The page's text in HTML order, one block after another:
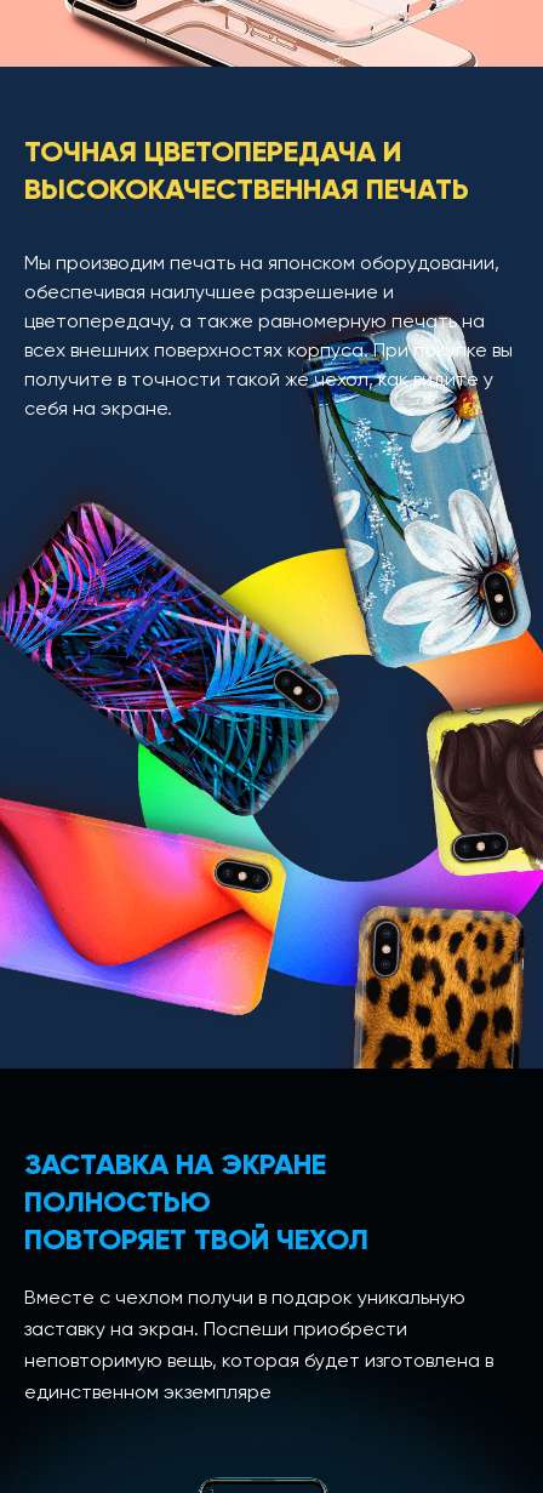
ТОЧНАЯ ЦВЕТОПЕРЕДАЧА И
ВЫСОКОКАЧЕСТВЕННАЯ ПЕЧАТЬ
Мы производим печать на японском оборудовании,
обеспечивая наилучшее разрешение и
цветопередачу, а также равномерную печать на
всех внешних поверхностях корпуса. При покупке вы
получите в точности такой же чехол, как видите у
себя на экране.
ЗАСТАВКА НА ЭКРАНЕ
ПОЛНОСТЬЮ
ПОВТОРЯЕТ ТВОЙ ЧЕХОЛ
Вместе с чехлом получи в подарок уникальную
заставку на экран. Поспеши приобрести
неповторимую вещь, которая будет изготовлена в
единственном экземпляре